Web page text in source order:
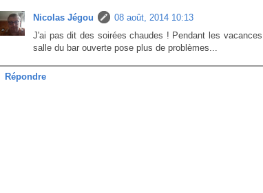
Nicolas Jégou
08 août, 2014 10:13
J'ai pas dit des soirées chaudes ! Pendant les
salle du bar ouverte pose plus de problèmes...
Répondre